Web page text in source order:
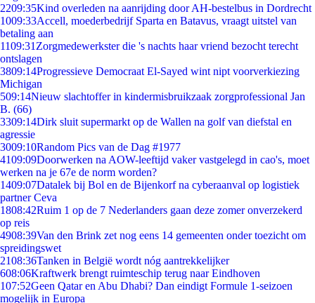
2209:35Kind overleden na aanrijding door AH-bestelbus in Dordrecht
1009:33Accell, moederbedrijf Sparta en Batavus, vraagt uitstel van
betaling aan
1109:31 Zorgmedewerkster die 's nachts haar vriend bezocht terecht
ontslagen
3809:14Progressieve Democraat El-Sayed wint nipt voorverkiezing
Michigan
509:14Nieuw slachtoffer in kindermisbruikzaak zorgprofessional Jan
B. (66)
3309:14Dirk sluit supermarkt op de Wallen na golf van diefstal en
agressie
3009:10Random Pics van de Dag #1977
4109:09Doorwerken na AOW-leeftijd vaker vastgelegd in cao's, moet
werken na je 67e de norm worden?
1409:07Datalek bij Bol en de Bijenkorf na cyberaanval op logistiek
partner Ceva
1808:42Ruim 1 op de 7 Nederlanders gaan deze zomer onverzekerd
op reis
4908:39Van den Brink zet nog eens 14 gemeenten onder toezicht om
spreidingswet
2108:36Tanken in België wordt nóg aantrekkelijker
608:06Kraftwerk brengt ruimteschip terug naar Eindhoven
107:52Geen Qatar en Abu Dhabi? Dan eindigt Formule 1-seizoen
mogelijk in Europa